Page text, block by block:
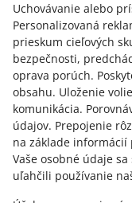
Uchovávanie alebo
Personalizovaná
prieskum cieľových
bezpečnosti,
oprava porúch.
obsahu. Uloženie
komunikácia.
údajov. Prepojenie
na základe informácií
Vaše osobné údaje
uľahčili používanie
čeština
English
slovenčina
o allegro.cz
polski
čeština
English
slovenčina